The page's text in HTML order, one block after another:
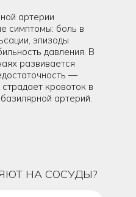
артерии
симптомы: боль в
эпизоды
давления. В
развивается
—
кровоток в
артерий.
НА СОСУДЫ?